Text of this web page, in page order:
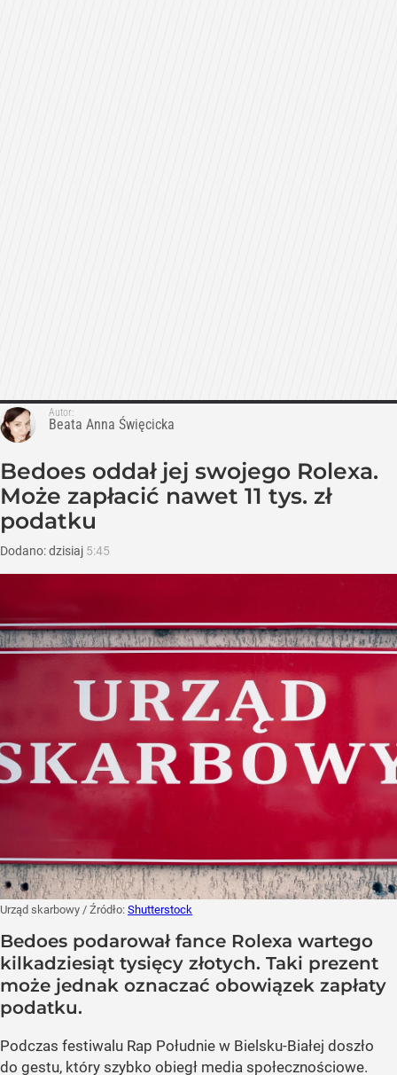
Autor:
Beata Anna Święcicka
Bedoes oddał jej swojego Rolexa.
Może zapłacić nawet 11 tys. zł
podatku
Dodano:dzisiaj 5:45
Urząd skarbowy / Źródło: Shutterstock
Bedoes podarował fance Rolexa wartego
kilkadziesiąt tysięcy złotych. Taki prezent
może jednak oznaczać obowiązek zapłaty
podatku.
Podczas festiwalu Rap Południe w Bielsku-Białej doszło
do gestu, który szybko obiegł media społecznościowe.